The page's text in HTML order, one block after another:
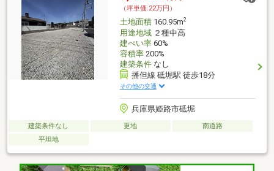
（坪単価:22万円）
土地面積160.95m2
用途地域２種中高
建ぺい率60%
容積率200%
建築条件なし
播但線 砥堀駅 徒歩18分
その他の交通
兵庫県姫路市砥堀
建築条件なし 更地
南道路
平坦地